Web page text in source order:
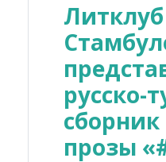
русско-
прозы